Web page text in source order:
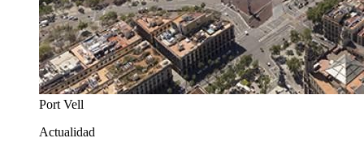
Port Vell
Actualidad